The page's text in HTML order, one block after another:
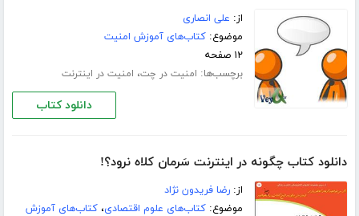
از: علی انصاری
موضوع:کتاب‌های آموزش امنیت
۱۲ صفحه
برچسب‌ها: امنیت در چت، امنیت در اینترنت
دانلود کتاب
دانلود کتاب چگونه در اینترنت سَرمان کلاه نرود؟!
از:رضا فریدون نژاد
موضوع:کتاب‌های علوم اقتصادی،کتاب‌های آموزش